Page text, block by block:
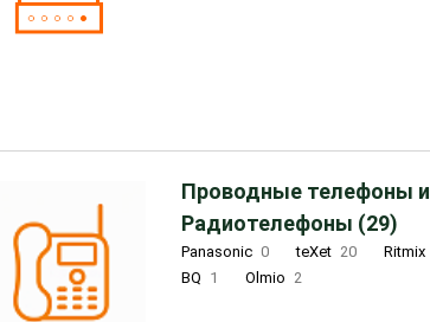
Проводные телефоны и
Радиотелефоны (29)
Panasonic 0 teXet 20 Ritmix
BQ 1 Olmio 2